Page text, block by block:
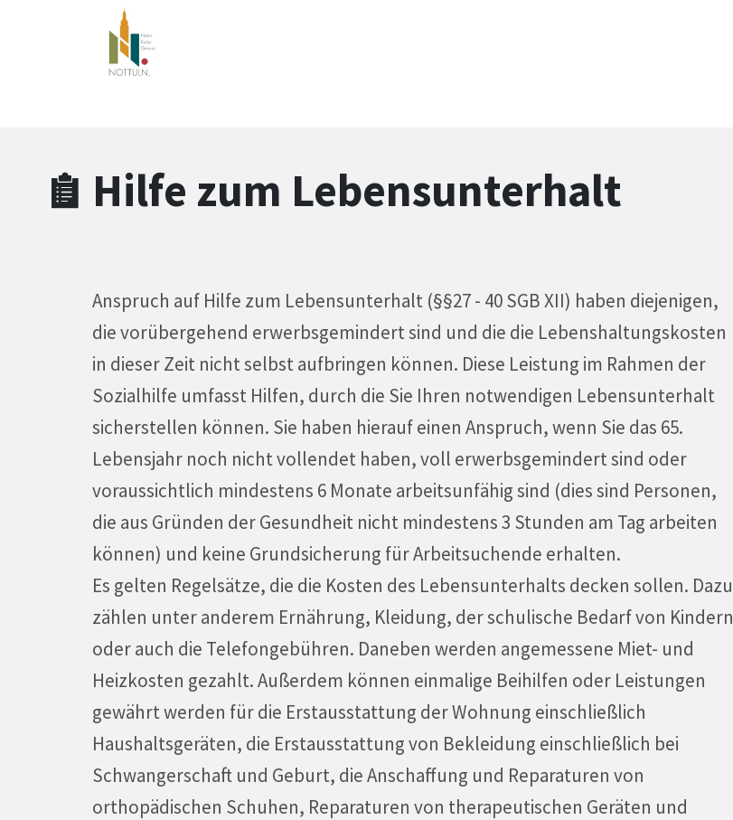
Zum Header
Zum Hauptinhalt
Zum Footer
Zum Hauptinhalt springen
Hilfe zum Lebensunterhalt
Anspruch auf Hilfe zum Lebensunterhalt (§§27 - 40 SGB XII) haben diejenigen,
die vorübergehend erwerbsgemindert sind und die die Lebenshaltungskosten
in dieser Zeit nicht selbst aufbringen können. Diese Leistung im Rahmen der
Sozialhilfe umfasst Hilfen, durch die Sie Ihren notwendigen Lebensunterhalt
sicherstellen können. Sie haben hierauf einen Anspruch, wenn Sie das 65.
Lebensjahr noch nicht vollendet haben, voll erwerbsgemindert sind oder
voraussichtlich mindestens 6 Monate arbeitsunfähig sind (dies sind Personen,
die aus Gründen der Gesundheit nicht mindestens 3 Stunden am Tag arbeiten
können) und keine Grundsicherung für Arbeitsuchende erhalten.
Es gelten Regelsätze, die die Kosten des Lebensunterhalts decken sollen. Dazu
zählen unter anderem Ernährung, Kleidung, der schulische Bedarf von Kindern
oder auch die Telefongebühren. Daneben werden angemessene Miet- und
Heizkosten gezahlt. Außerdem können einmalige Beihilfen oder Leistungen
gewährt werden für die Erstausstattung der Wohnung einschließlich
Haushaltsgeräten, die Erstausstattung von Bekleidung einschließlich bei
Schwangerschaft und Geburt, die Anschaffung und Reparaturen von
orthopädischen Schuhen, Reparaturen von therapeutischen Geräten und